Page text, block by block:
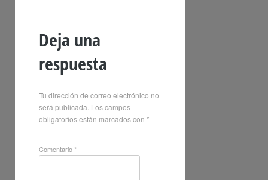
Deja una
respuesta
Tu dirección de correo electrónico no
será publicada. Los campos
obligatorios están marcados con *
Comentario*